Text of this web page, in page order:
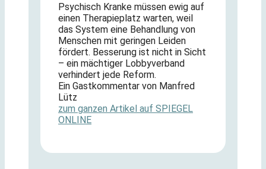
Psychisch Kranke müssen ewig auf
einen Therapieplatz warten, weil
das System eine Behandlung von
Menschen mit geringen Leiden
fördert. Besserung ist nicht in Sicht
– ein mächtiger Lobbyverband
verhindert jede Reform.
Ein Gastkommentar von Manfred
Lütz
zum ganzen Artikel auf SPIEGEL
ONLINE